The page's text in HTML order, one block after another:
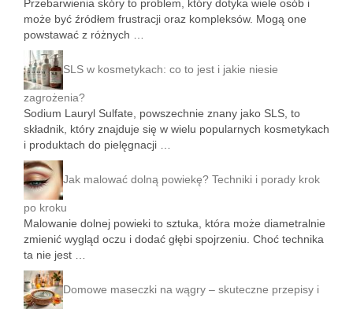
Przebarwienia skóry to problem, który dotyka wiele osób i
może być źródłem frustracji oraz kompleksów. Mogą one
powstawać z różnych …
SLS w kosmetykach: co to jest i jakie niesie
zagrożenia?
Sodium Lauryl Sulfate, powszechnie znany jako SLS, to
składnik, który znajduje się w wielu popularnych kosmetykach
i produktach do pielęgnacji …
Jak malować dolną powiekę? Techniki i porady krok
po kroku
Malowanie dolnej powieki to sztuka, która może diametralnie
zmienić wygląd oczu i dodać głębi spojrzeniu. Choć technika
ta nie jest …
Domowe maseczki na wągry – skuteczne przepisy i